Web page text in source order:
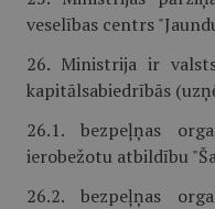
veselības centrs
26. Ministrija ir
kapitālsabiedrībās
26.1. bezpeļņas
ierobežotu atbildību
26.2. bezpeļņas